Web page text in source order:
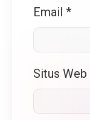
Email *
Situs Web